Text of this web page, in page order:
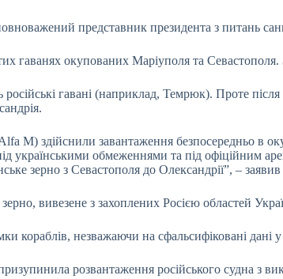
представник президента з питань
гаванях окупованих Маріуполя та
гавані (наприклад, Темрюк). Проте
M) здійснили завантаження безпосередньо в
українськими обмеженнями та під офіційним
зерно з Севастополя до Олександрії”, –
вивезене з захоплених Росією областей
кораблів, незважаючи на сфальсифіковані дані
призупинила розвантаження російського